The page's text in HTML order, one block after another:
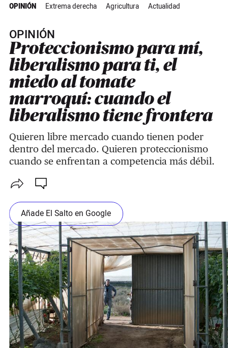
OPINIÓN Extrema derecha Agricultura Actualidad
OPINIÓN
Proteccionismo para mí,
liberalismo para ti, el
miedo al tomate
marroquí: cuando el
liberalismo tiene frontera
Quieren libre mercado cuando tienen poder
dentro del mercado. Quieren proteccionismo
cuando se enfrentan a competencia más débil.
Añade El Salto en Google